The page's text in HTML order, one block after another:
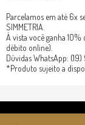
Parcelamos em até 6x
SIMMETRIA.
À vista você ganha
débito online).
Dúvidas WhatsApp:
*Produto sujeito a